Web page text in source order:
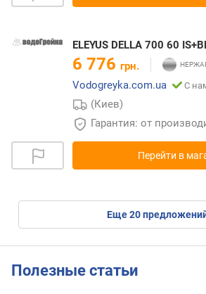
ELEYUS DELLA 700 60
6 776 грн.
Vodogreyka.com.ua
С
(Киев)
Гарантия: от
Перейти в
eще20
Полезные статьи